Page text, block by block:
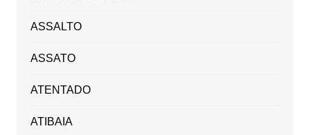
ASSALTO
ASSATO
ATENTADO
ATIBAIA